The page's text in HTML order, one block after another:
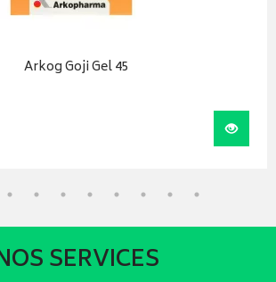
Arkog Goji Gel 45
SERVICES